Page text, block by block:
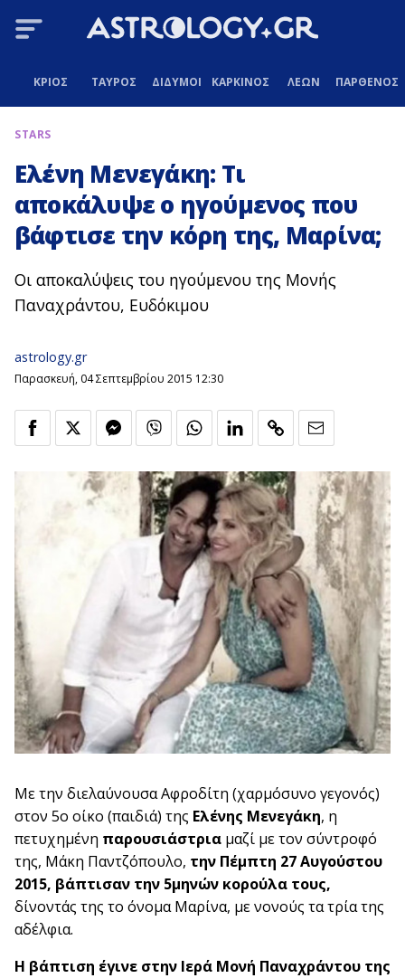
ΚΡΙΟΣ ΤΑΥΡΟΣ ΔΙΔΥΜΟΙ ΚΑΡΚΙΝΟΣ ΛΕΩΝ ΠΑΡΘΕΝΟΣ
STARS
Ελένη Μενεγάκη: Τι
αποκάλυψε ο ηγούμενος που
βάφτισε την κόρη της, Μαρίνα;
Οι αποκαλύψεις του ηγούμενου της Μονής
Παναχράντου, Ευδόκιμου
astrology.gr
Παρασκευή, 04 Σεπτεμβρίου 2015 12:30
Με την διελαύνουσα Αφροδίτη (χαρμόσυνο γεγονός)
στον 5ο οίκο (παιδιά) της Ελένης Μενεγάκη, η
πετυχημένη παρουσιάστρια μαζί με τον σύντροφό
της, Μάκη Παντζόπουλο, την Πέμπτη 27 Αυγούστου
2015, βάπτισαν την 5μηνών κορούλα τους,
δίνοντάς της το όνομα Μαρίνα, με νονούς τα τρία της
αδέλφια.
Η βάπτιση έγινε στην Ιερά Μονή Παναχράντου της